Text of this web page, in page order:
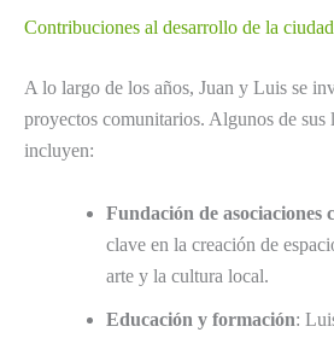
Contribuciones al desarrollo de la ciudad
A lo largo de los años, Juan y Luis se
proyectos comunitarios. Algunos de sus
incluyen:
Fundación de asociaciones
clave en la creación de
arte y la cultura local.
Educación y formación: